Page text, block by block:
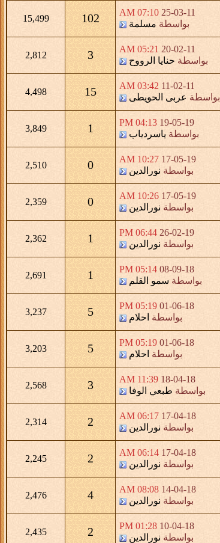
25-03-11
07:10 AM
بواسطة مسلمة 102
15,499
20-02-11
05:21 AM
بواسطة حنايا الرووح 3
2,812
11-02-11
03:42 AM
بواسطة عربى الحويطى 15
4,498
19-05-19
04:13 PM
بواسطة ياسردياب 1
3,849
17-05-19
10:27 AM
بواسطة نورالدين 0
2,510
17-05-19
10:26 AM
بواسطة نورالدين 0
2,359
26-02-19
06:44 PM
بواسطة نورالدين 1
2,362
08-09-18
05:14 PM
بواسطة سمو القلم 1
2,691
01-06-18
05:19 PM
بواسطة احلام 5
3,237
01-06-18
05:19 PM
بواسطة احلام 5
3,203
18-04-18
11:39 AM
بواسطة طبعي الوفا 3
2,568
17-04-18
06:17 AM
بواسطة نورالدين 2
2,314
17-04-18
06:14 AM
بواسطة نورالدين 2
2,245
14-04-18
08:08 AM
بواسطة نورالدين 4
2,476
10-04-18
01:28 PM
بواسطة نورالدين 2
2,435